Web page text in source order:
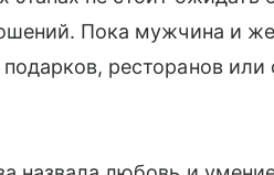
Пока мужчина и
ресторанов или